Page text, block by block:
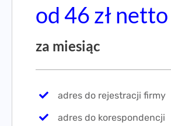
od 46 zł netto
za miesiąc
adres do rejestracji firmy
adres do korespondencji